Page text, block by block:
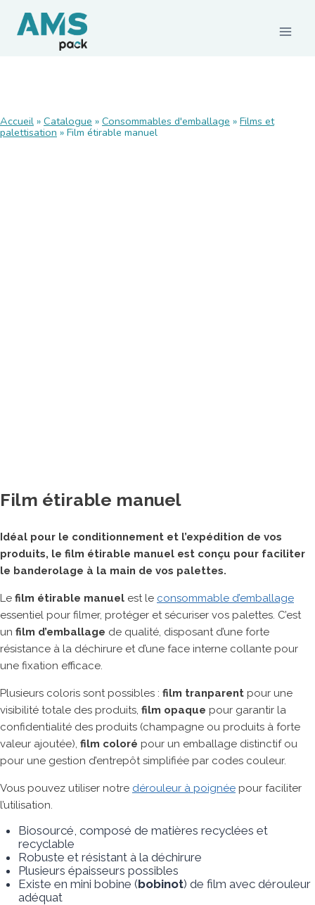
Accueil » Catalogue » Consommables d'emballage » Films et
palettisation » Film étirable manuel
Film étirable manuel
Idéal pour le conditionnement et l’expédition de vos
produits, le film étirable manuel est conçu pour faciliter
le banderolage à la main de vos palettes.
Le film étirable manuel est le consommable d’emballage
essentiel pour filmer, protéger et sécuriser vos palettes. C’est
un film d’emballage de qualité, disposant d’une forte
résistance à la déchirure et d’une face interne collante pour
une fixation efficace.
Plusieurs coloris sont possibles : film tranparent pour une
visibilité totale des produits, film opaque pour garantir la
confidentialité des produits (champagne ou produits à forte
valeur ajoutée), film coloré pour un emballage distinctif ou
pour une gestion d’entrepôt simplifiée par codes couleur.
Vous pouvez utiliser notre dérouleur à poignée pour faciliter
l’utilisation.
Biosourcé, composé de matières recyclées et
recyclable
Robuste et résistant à la déchirure
Plusieurs épaisseurs possibles
Existe en mini bobine (bobinot) de film avec dérouleur
adéquat
Films et palettisation
Robopac Universal Robots Anser
Strapack
Transpak
HSM